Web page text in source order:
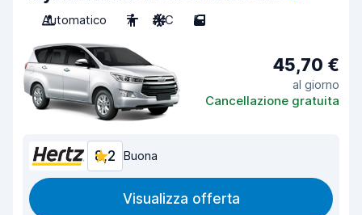
Automatico
7 A/C 5
45,70 €
al giorno
Cancellazione gratuita
8,2 Buona
Visualizza offerta